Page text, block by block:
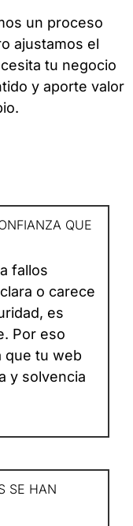
un proceso
ajustamos el
tu negocio
y aporte valor
QUE
fallos
o carece
es
Por eso
que tu web
y solvencia
SE HAN